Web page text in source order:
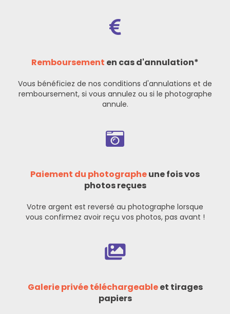
Remboursement en cas d'annulation*
Vous bénéficiez de nos conditions d'annulations et de
remboursement, si vous annulez ou si le photographe
annule.
Paiement du photographeune fois vos
photos reçues
Votre argent est reversé au photographe lorsque
vous confirmez avoir reçu vos photos, pas avant !
Galerie privée téléchargeableet tirages
papiers